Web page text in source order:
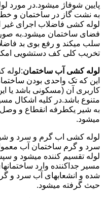
پایین شوفاژ میشود.در مورد
به نشت گاز در ساختمان و
لوله کشی فاضلاب اجرای غیر
فضای ساختمان میشود.به
سلب میکند و رفع بوی بد
تخریب کلی کف دستشویی
لوله کشی آب ساختمان:لوله
این که تک واحدی بودن
کاربری آن (مسکونی باشد یا
متنوع باشد.در کلیه اشکال
به شیر یکطرفه انقطاع و
میشود.
لوله کشی اب گرم و سرد و
سرد و گرم ساختمان آب
لوله تقسیم کننده میشود و
مسیر جداکننده وارد
شده و انشعابهای آب سرد و
حیث گرفته میشود.